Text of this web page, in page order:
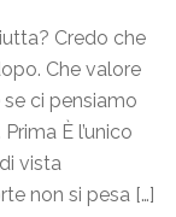
Credo che
Che valore
ci pensiamo
È l’unico
vista
non si pesa […]